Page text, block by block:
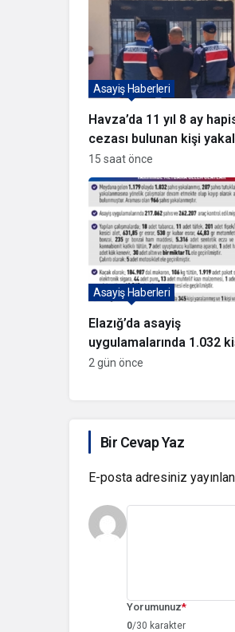
Havza’da 11 yıl 8 ay
cezası bulunan kişi
Asayiş Haberleri
15 saat önce
Elazığ’da asayiş
uygulamalarında 1.032
yakalandı
Asayiş Haberleri
2 gün önce
Bir Cevap Yaz
E-posta adresiniz
Yorumunuz*
0/30 karakter